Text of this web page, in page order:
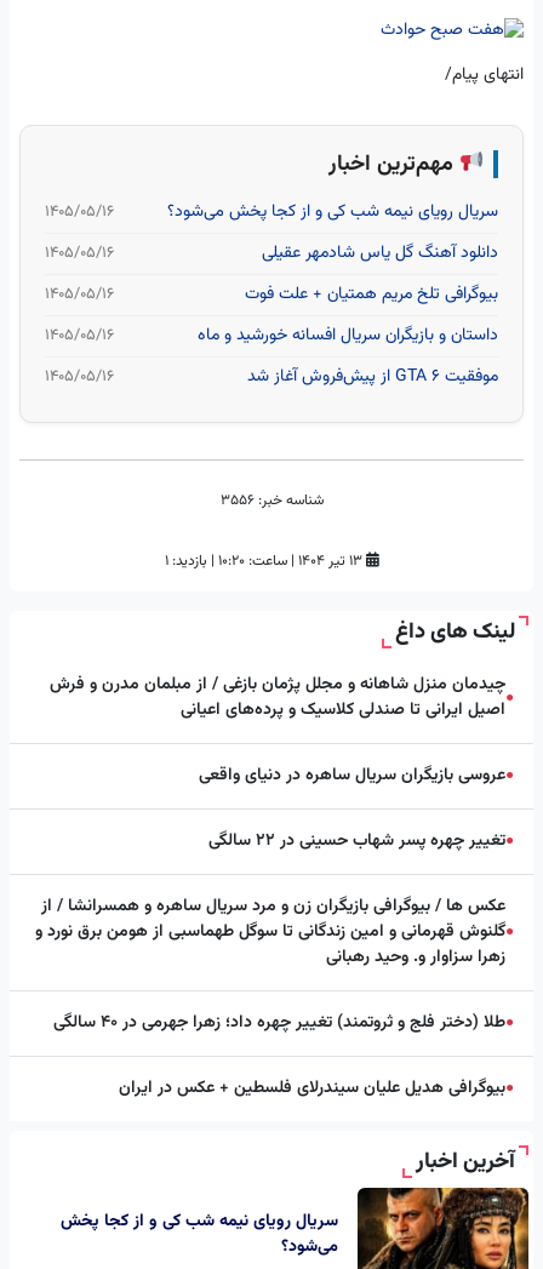
انتهای پیام/
مهم‌ترین اخبار
سریال رویای نیمه شب کی و از کجا پخش می‌شود؟ ۱۴۰۵/۰۵/۱۶
دانلود آهنگ گل یاس شادمهر عقیلی ۱۴۰۵/۰۵/۱۶
بیوگرافی تلخ مریم همتیان + علت فوت ۱۴۰۵/۰۵/۱۶
داستان و بازیگران سریال افسانه خورشید و ماه ۱۴۰۵/۰۵/۱۶
موفقیت GTA 6 از پیش‌فروش آغاز شد ۱۴۰۵/۰۵/۱۶
شناسه خبر: 3556
۱۳ تیر ۱۴۰۴ | ساعت: ۱۰:۲۰ | بازدید: 1
لینک های داغ
●چیدمان منزل شاهانه و مجلل پژمان بازغی / از مبلمان مدرن و فرش
اصیل ایرانی تا صندلی کلاسیک و پرده‌های اعیانی
●عروسی بازیگران سریال ساهره در دنیای واقعی
●تغییر چهره پسر شهاب حسینی در ۲۲ سالگی
●
عکس ها / بیوگرافی بازیگران زن و مرد سریال ساهره و همسرانشا / از
گلنوش قهرمانی و امین زندگانی تا سوگل طهماسبی از هومن برق نورد و
زهرا سزاوار و. وحید رهبانی
●طلا (دختر فلج و ثروتمند) تغییر چهره داد؛ زهرا جهرمی در ۴۰ سالگی
●بیوگرافی هدیل علیان سیندرلای فلسطین + عکس در ایران
آخرین اخبار
سریال رویای نیمه شب کی و از کجا پخش
می‌شود؟